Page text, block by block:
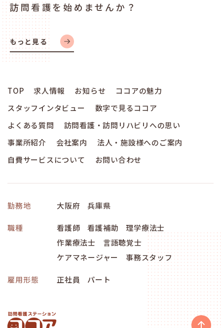
訪問看護を始めませんか？
もっと見る
TOP 求人情報 お知らせ
ココアの魅力
スタッフインタビュー
数字で見るココア
よくある質問
訪問看護・訪問リハビリへの思い
事業所紹介
会社案内
法人・施設様へのご案内
自費サービスについて
お問い合わせ
勤務地 大阪府 兵庫県
職種 看護師 看護補助
理学療法士
作業療法士
言語聴覚士
ケアマネージャー
事務スタッフ
雇用形態 正社員 パート